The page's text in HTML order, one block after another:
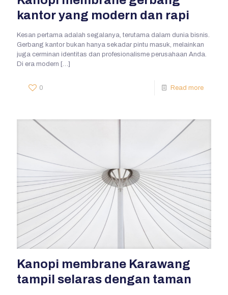
kantor yang modern dan rapi
Kesan pertama adalah segalanya, terutama dalam dunia bisnis.
Gerbang kantor bukan hanya sekadar pintu masuk, melainkan
juga cerminan identitas dan profesionalisme perusahaan Anda.
Di era modern […]
0 Read more
Kanopi membrane Karawang
tampil selaras dengan taman